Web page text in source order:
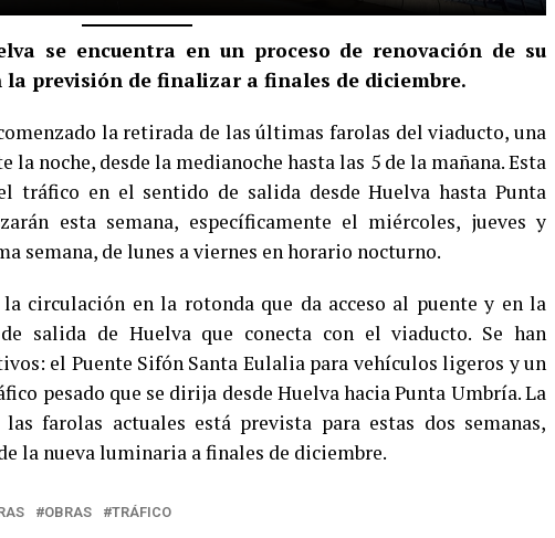
se encuentra en un proceso de renovación de su
previsión de finalizar a finales de diciembre.
la retirada de las últimas farolas del viaducto, una
la noche, desde la medianoche hasta las 5 de la mañana. Esta
tráfico en el sentido de salida desde Huelva hasta Punta
esta semana, específicamente el miércoles, jueves y
semana, de lunes a viernes en horario nocturno.
circulación en la rotonda que da acceso al puente y en la
salida de Huelva que conecta con el viaducto. Se han
el Puente Sifón Santa Eulalia para vehículos ligeros y un
pesado que se dirija desde Huelva hacia Punta Umbría. La
farolas actuales está prevista para estas dos semanas,
la nueva luminaria a finales de diciembre.
OBRAS TRÁFICO